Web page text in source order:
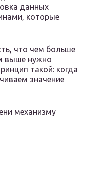
данных
которые
что чем больше
выше нужно
такой: когда
значение
механизму